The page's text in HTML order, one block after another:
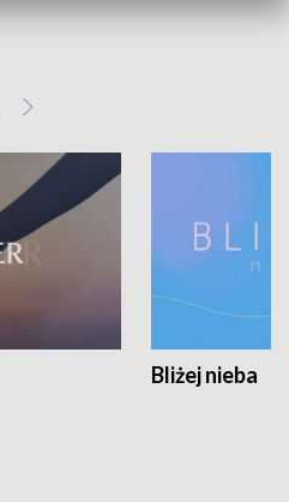
Bliżej nieba